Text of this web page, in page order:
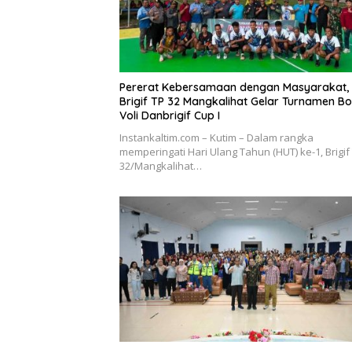
Pererat Kebersamaan dengan Masyarakat,
Brigif TP 32 Mangkalihat Gelar Turnamen
Voli Danbrigif Cup I
Instankaltim.com – Kutim – Dalam rangka
memperingati Hari Ulang Tahun (HUT) ke-1, Brigif
32/Mangkalihat…